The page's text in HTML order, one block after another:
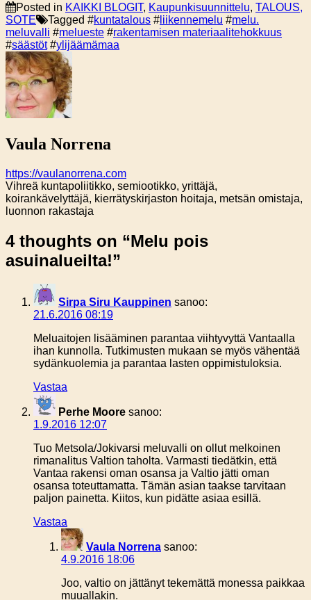
Posted in KAIKKI BLOGIT, Kaupunkisuunnittelu, TALOUS,
SOTE
Tagged #kuntatalous # liikennemelu #melu.
meluvalli #melueste #rakentamisen materiaalitehokkuus
#säästöt#ylijäämämaa
Vaula Norrena
https://vaulanorrena.com
Vihreä kuntapoliitikko, semiootikko, yrittäjä,
koirankävelyttäjä, kierrätyskirjaston hoitaja, metsän omistaja,
luonnon rakastaja
4 thoughts on “Melu pois
asuinalueilta!”
Sirpa Siru Kauppinen sanoo:
21.6.2016 08:19
Meluaitojen lisääminen parantaa viihtyvyttä Vantaalla
ihan kunnolla. Tutkimusten mukaan se myös vähentää
sydänkuolemia ja parantaa lasten oppimistuloksia.
Vastaa
Perhe Moore sanoo:
1.9.2016 12:07
Tuo Metsola/Jokivarsi meluvalli on ollut melkoinen
rimanalitus Valtion taholta. Varmasti tiedätkin, että
Vantaa rakensi oman osansa ja Valtio jätti oman
osansa toteuttamatta. Tämän asian taakse tarvitaan
paljon painetta. Kiitos, kun pidätte asiaa esillä.
Vastaa
Vaula Norrena sanoo:
4.9.2016 18:06
Joo, valtio on jättänyt tekemättä monessa paikkaa
muuallakin.